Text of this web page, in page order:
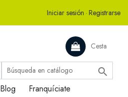
Iniciar sesión · Registrarse
Cesta

Blog Franquíciate